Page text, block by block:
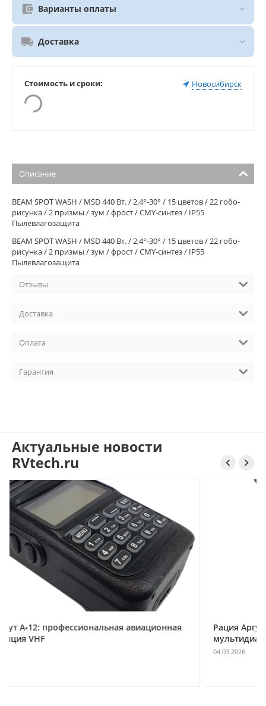
Варианты оплаты
Доставка
Стоимость и сроки: Новосибирск
Описание
BEAM SPOT WASH / MSD 440 Вт. / 2,4°-30° / 15 цветов / 22 гобо-
рисунка / 2 призмы / зум / фрост / CMY-синтез / IP55
Пылевлагозащита
BEAM SPOT WASH / MSD 440 Вт. / 2,4°-30° / 15 цветов / 22 гобо-
рисунка / 2 призмы / зум / фрост / CMY-синтез / IP55
Пылевлагозащита
Отзывы
Доставка
Оплата
Гарантия
Актуальные новости
RVtech.ru
 
авиационная
Рация Аргут А‑78: универсальная
мультидиапазонная радиостанция